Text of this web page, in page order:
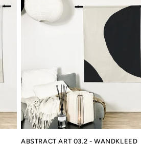
ABSTRACT ART 03.2 - WANDKLEED